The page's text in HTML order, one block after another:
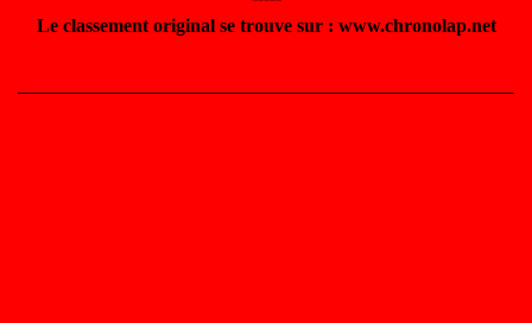
Le classement original se trouve sur : www.chronolap.net